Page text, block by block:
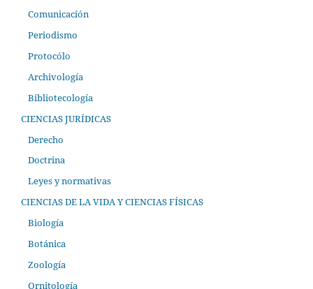
Comunicación
Periodismo
Protocólo
Archivología
Bibliotecología
CIENCIAS JURÍDICAS
Derecho
Doctrina
Leyes y normativas
CIENCIAS DE LA VIDA Y CIENCIAS FÍSICAS
Biología
Botánica
Zoología
Ornitología